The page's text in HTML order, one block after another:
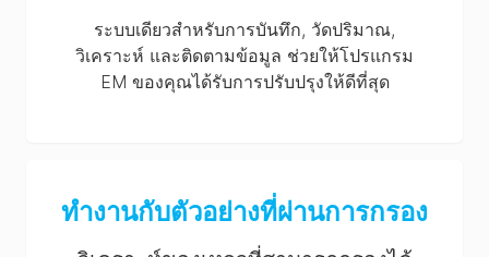
ระบบเดียวสำหรับการบันทึก, วัดปริมาณ,
วิเคราะห์ และติดตามข้อมูล ช่วยให้โปรแกรม
EM ของคุณได้รับการปรับปรุงให้ดีที่สุด
ทำงานกับตัวอย่างที่ผ่านการกรอง